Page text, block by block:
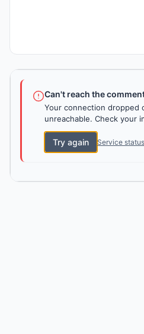
Can't reach the
Your connection dropped
unreachable. Check your
Try again Service status